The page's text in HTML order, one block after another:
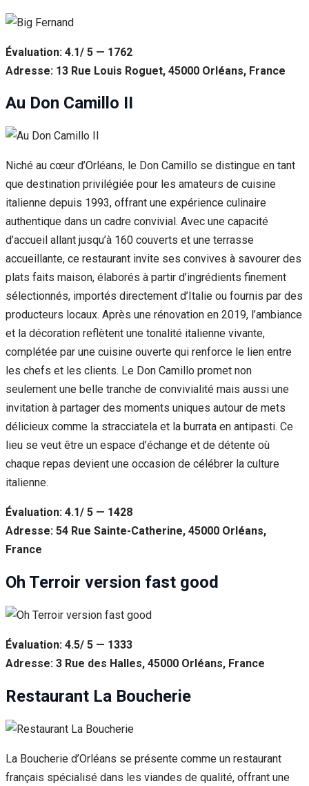
Évaluation: 4.1/ 5 — 1762
Adresse: 13 Rue Louis Roguet, 45000 Orléans, France
Au Don Camillo II
Niché au cœur d’Orléans, le Don Camillo se distingue en tant
que destination privilégiée pour les amateurs de cuisine
italienne depuis 1993, offrant une expérience culinaire
authentique dans un cadre convivial. Avec une capacité
d’accueil allant jusqu’à 160 couverts et une terrasse
accueillante, ce restaurant invite ses convives à savourer des
plats faits maison, élaborés à partir d’ingrédients finement
sélectionnés, importés directement d’Italie ou fournis par des
producteurs locaux. Après une rénovation en 2019, l’ambiance
et la décoration reflètent une tonalité italienne vivante,
complétée par une cuisine ouverte qui renforce le lien entre
les chefs et les clients. Le Don Camillo promet non
seulement une belle tranche de convivialité mais aussi une
invitation à partager des moments uniques autour de mets
délicieux comme la stracciatela et la burrata en antipasti. Ce
lieu se veut être un espace d’échange et de détente où
chaque repas devient une occasion de célébrer la culture
italienne.
Évaluation: 4.1/ 5 — 1428
Adresse: 54 Rue Sainte-Catherine, 45000 Orléans,
France
Oh Terroir version fast good
Évaluation: 4.5/ 5 — 1333
Adresse: 3 Rue des Halles, 45000 Orléans, France
Restaurant La Boucherie
La Boucherie d’Orléans se présente comme un restaurant
français spécialisé dans les viandes de qualité, offrant une